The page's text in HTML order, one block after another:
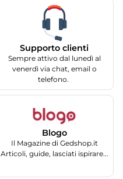
Supporto clienti
Sempre attivo dal lunedì al
venerdì via chat, email o
telefono.
Blogo
Il Magazine di Gedshop.it
Articoli, guide, lasciati ispirare...